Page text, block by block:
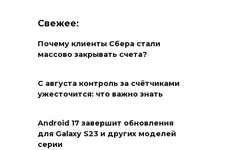
Свежее:
Почему клиенты Сбера стали
массово закрывать счета?
С августа контроль за счётчиками
ужесточится: что важно знать
Android 17 завершит обновления
для Galaxy S23 и других моделей
серии